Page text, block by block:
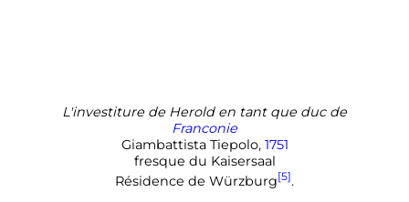
L'investiture de Herold en tant que duc de
Franconie
Giambattista Tiepolo, 1751
fresque du Kaisersaal
Résidence de Würzburg[5].